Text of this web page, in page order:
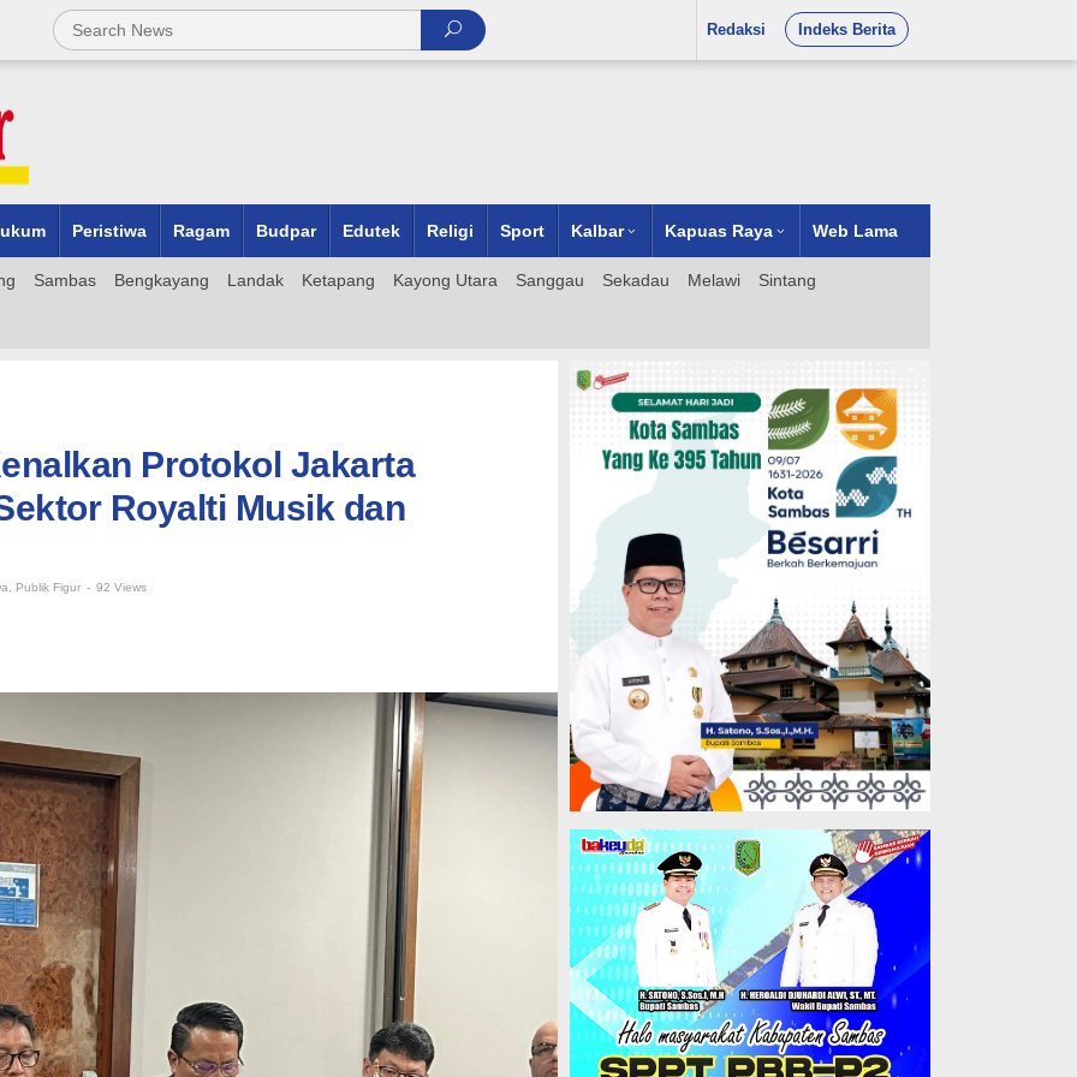
Redaksi Indeks Berita
Peristiwa Ragam Budpar Edutek Religi Sport Kalbar Kapuas Raya Web Lama
Sambas Bengkayang Landak Ketapang Kayong Utara Sanggau Sekadau Melawi Sintang
Protokol Jakarta
Royalti Musik dan
Publik Figur - 92 Views